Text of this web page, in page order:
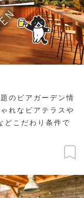
のビアガーデン情
れなビアテラスや
どこだわり条件で